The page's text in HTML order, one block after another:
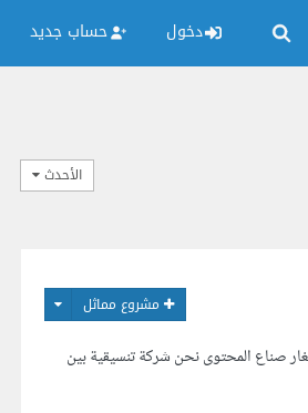
دخول حساب جديد
الأحدث
مشروع مماثل
صناع المحتوى نحن شركة تنسيقية بين